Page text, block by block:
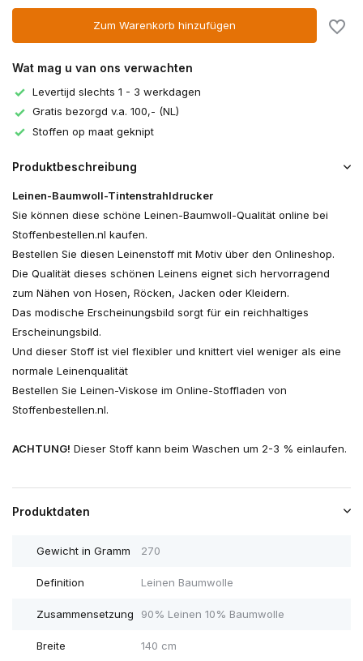
Zum Warenkorb hinzufügen
Wat mag u van ons verwachten
Levertijd slechts 1 - 3 werkdagen
Gratis bezorgd v.a. 100,- (NL)
Stoffen op maat geknipt
Produktbeschreibung
Leinen-Baumwoll-Tintenstrahldrucker
Sie können diese schöne Leinen-Baumwoll-Qualität online bei
Stoffenbestellen.nl kaufen.
Bestellen Sie diesen Leinenstoff mit Motiv über den Onlineshop.
Die Qualität dieses schönen Leinens eignet sich hervorragend
zum Nähen von Hosen, Röcken, Jacken oder Kleidern.
Das modische Erscheinungsbild sorgt für ein reichhaltiges
Erscheinungsbild.
Und dieser Stoff ist viel flexibler und knittert viel weniger als eine
normale Leinenqualität
Bestellen Sie Leinen-Viskose im Online-Stoffladen von
Stoffenbestellen.nl.
ACHTUNG! Dieser Stoff kann beim Waschen um 2-3 % einlaufen.
Produktdaten
Gewicht in Gramm 270
Definition Leinen Baumwolle
Zusammensetzung 90% Leinen 10% Baumwolle
Breite 140 cm